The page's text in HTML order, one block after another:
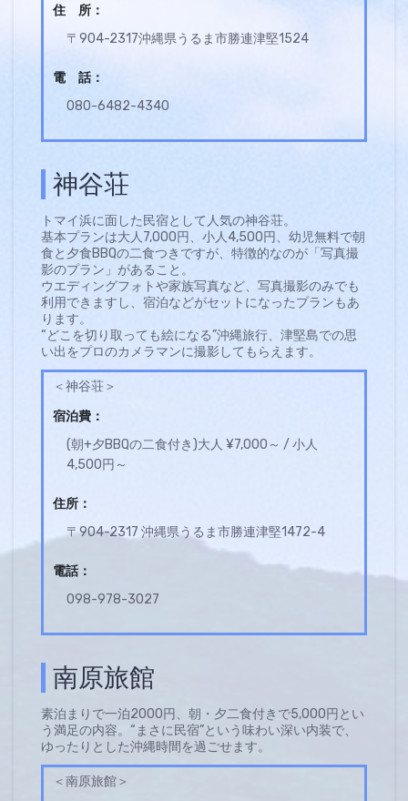
住 所：
〒904-2317沖縄県うるま市勝連津堅1524
電 話：
080-6482-4340
神谷荘
トマイ浜に面した民宿として人気の神谷荘。
基本プランは​大人7,000円、小人4,500円、幼児無料で朝
食と夕食BBQの二食つきですが、特徴的なのが「写真撮
影のプラン」があること。
ウエディングフォトや家族写真など、写真撮影のみでも
利用できますし、宿泊などがセットになったプランもあ
ります。
“どこを切り取っても絵になる”沖縄旅行、津堅島での思
い出をプロのカメラマンに撮影してもらえます。
＜神谷荘＞
宿泊費：
(朝+夕BBQの二食付き)​大人 ¥7,000～ / 小人
4,500円～
住所：
〒904-2317 沖縄県うるま市勝連津堅1472-4
電話：
098-978-3027
南原旅館
素泊まりで一泊2000円、朝・夕二食付きで5,000円とい
う満足の内容。“まさに民宿”という味わい深い内装で、
ゆったりとした沖縄時間を過ごせます。
＜南原旅館＞